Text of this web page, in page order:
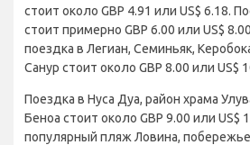
стоит около GBP 4.91 или US$ 6.18.
стоит примерно GBP 6.00 или US$
поездка в Легиан, Семиньяк,
Санур стоит около GBP 8.00 или US$
Поездка в Нуса Дуа, район храма
Беноа стоит около GBP 9.00 или US$
популярный пляж Ловина,